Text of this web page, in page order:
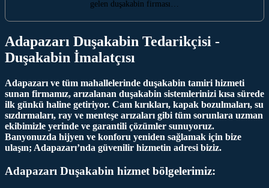
gelen duşakabin firması…
Adapazarı Duşakabin Tedarikçisi -
Duşakabin İmalatçısı
Adapazarı ve tüm mahallelerinde duşakabin tamiri hizmeti
sunan firmamız, arızalanan duşakabin sistemlerinizi kısa sürede
ilk günkü haline getiriyor. Cam kırıkları, kapak bozulmaları, su
sızdırmaları, ray ve menteşe arızaları gibi tüm sorunlara uzman
ekibimizle yerinde ve garantili çözümler sunuyoruz.
Banyonuzda hijyen ve konforu yeniden sağlamak için bize
ulaşın; Adapazarı’nda güvenilir hizmetin adresi biziz.
Adapazarı Duşakabin hizmet bölgelerimiz: